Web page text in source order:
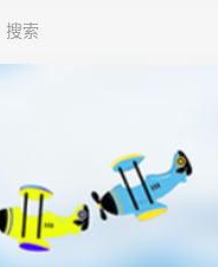
Search for: